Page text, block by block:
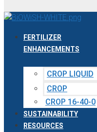
FERTILIZER
ENHANCEMENTS
CROP LIQUID
CROP
CROP 16-40-0
SUSTAINABILITY
RESOURCES